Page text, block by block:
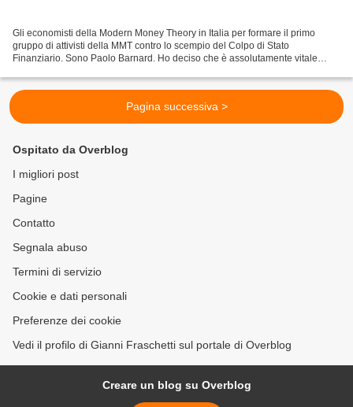
Gli economisti della Modern Money Theory in Italia per formare il primo
gruppo di attivisti della MMT contro lo scempio del Colpo di Stato
Finanziario. Sono Paolo Barnard. Ho deciso che è assolutamente vitale
Pagina successiva >
Ospitato da Overblog
I migliori post
Pagine
Contatto
Segnala abuso
Termini di servizio
Cookie e dati personali
Preferenze dei cookie
Vedi il profilo di Gianni Fraschetti sul portale di Overblog
Creare un blog su Overblog